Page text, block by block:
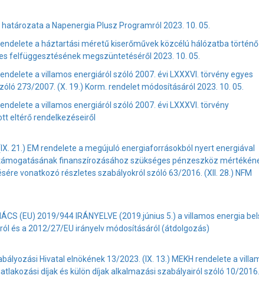
a Napenergia Plusz Programról 2023. 10. 05.
a háztartási méretű kiserőművek közcélú hálózatba történő
felfüggesztésének megszüntetéséről 2023. 10. 05.
a villamos energiáról szóló 2007. évi LXXXVI. törvény egyes
273/2007. (X. 19.) Korm. rendelet módosításáról 2023. 10. 05.
a villamos energiáról szóló 2007. évi LXXXVI. törvény
eltérő rendelkezéseiről
21.) EM rendelete a megújuló energiaforrásokból nyert energiával
finanszírozásához szükséges pénzeszköz
vonatkozó részletes szabályokról szóló 63/2016. (XII. 28.) NFM
(EU) 2019/944 IRÁNYELVE (2019.június 5.) a villamos energia
és a 2012/27/EU irányelv módosításáról (átdolgozás)
Hivatal elnökének 13/2023. (IX. 13.) MEKH rendelete a
díjak és külön díjak alkalmazási szabályairól szóló 10/2016.